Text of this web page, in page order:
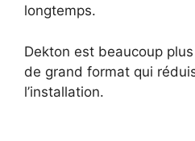
longtemps.
Dekton est beaucoup
de grand format qui
l’installation.